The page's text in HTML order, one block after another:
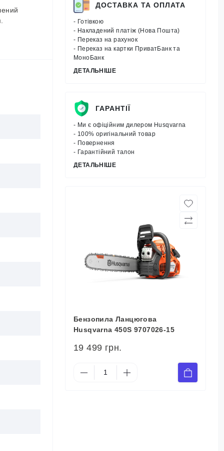
ДОСТАВКА ТА ОПЛАТА
- Готівкою
- Накладений платіж (Нова Пошта)
- Переказ на рахунок
- Переказ на картки ПриватБанк та
МоноБанк
ДЕТАЛЬНІШЕ
ГАРАНТІЇ
- Ми є офіційним дилером Husqvarna
- 100% оригінальний товар
- Повернення
- Гарантійний талон
ДЕТАЛЬНІШЕ
Бензопила Ланцюгова
Husqvarna 450S 9707026-15
19 499 грн.